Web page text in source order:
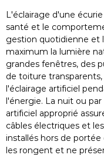
L'éclairage d'une
santé et le
gestion quotidienne et
maximum la lumière
grandes fenêtres, des
de toiture
l'éclairage artificiel
l'énergie. La nuit ou
artificiel approprié
câbles électriques et
installés hors de
les rongent et ne